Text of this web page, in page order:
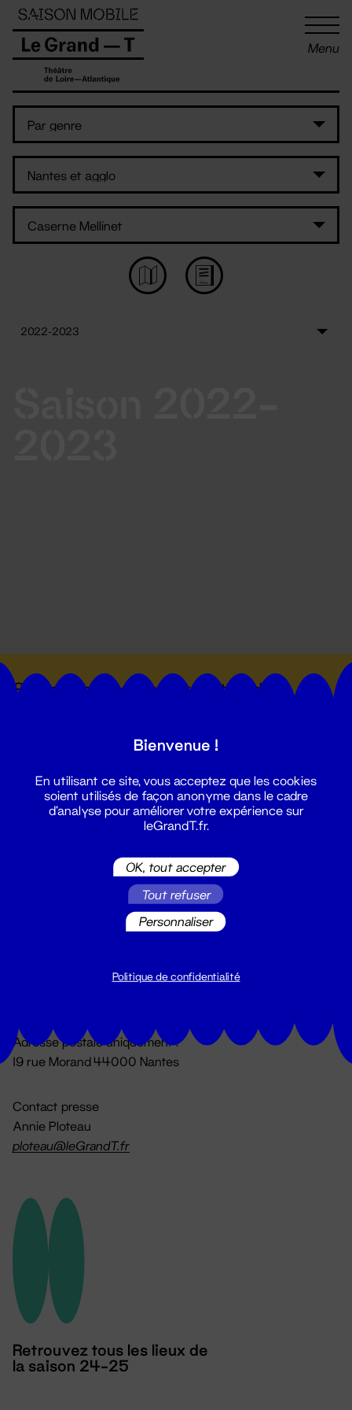
Menu
Suivez toutes les actualités du
Du lundi au vendredi 14h → 18h
Adresse postale uniquement :
19 rue Morand 44000 Nantes
Contact presse
Annie Ploteau
ploteau@leGrandT.fr
Retrouvez tous les lieux de
la saison 24-25
Panneau de gestion des cookies
Bienvenue !
En utilisant ce site, vous acceptez que les cookies
soient utilisés de façon anonyme dans le cadre
d'analyse pour améliorer votre expérience sur
leGrandT.fr.
OK, tout accepter
Tout refuser
Personnaliser
Politique de confidentialité